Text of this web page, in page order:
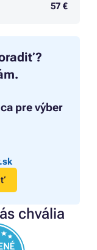
57 €
pre výber
chvália